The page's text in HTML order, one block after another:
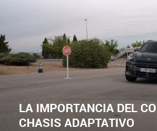
LA IMPORTANCIA DEL
CHASIS ADAPTATIVO